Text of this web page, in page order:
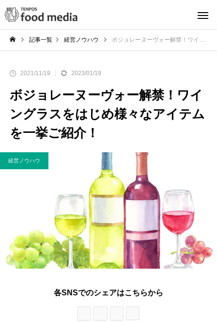
記事一覧 経営ノウハウ ボジョレーヌーヴォー解禁！ワイングラスをはじめ様々なアイテムを一挙ご紹介！
2021/11/19 2023/01/19
ボジョレーヌーヴォー解禁！ワイ
ングラスをはじめ様々なアイテム
を一挙ご紹介！
経営ノウハウ
各SNSでのシェアはこちらから